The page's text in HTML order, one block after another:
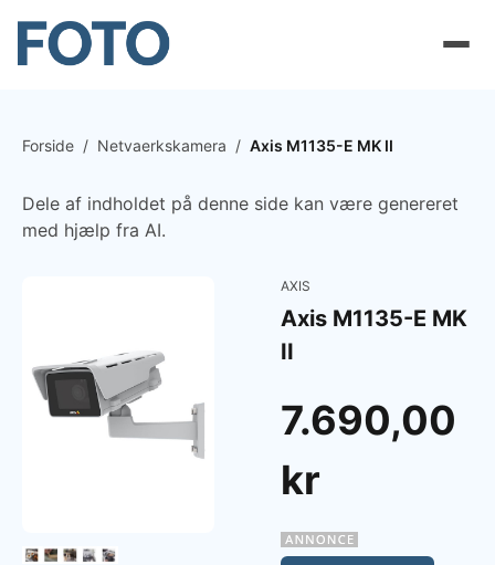
Forside / Netvaerkskamera / Axis M1135-E MK II
Dele af indholdet på denne side kan være genereret
med hjælp fra AI.
AXIS
Axis M1135-E MK
II
7.690,00
kr